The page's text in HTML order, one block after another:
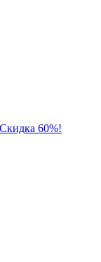
60%!